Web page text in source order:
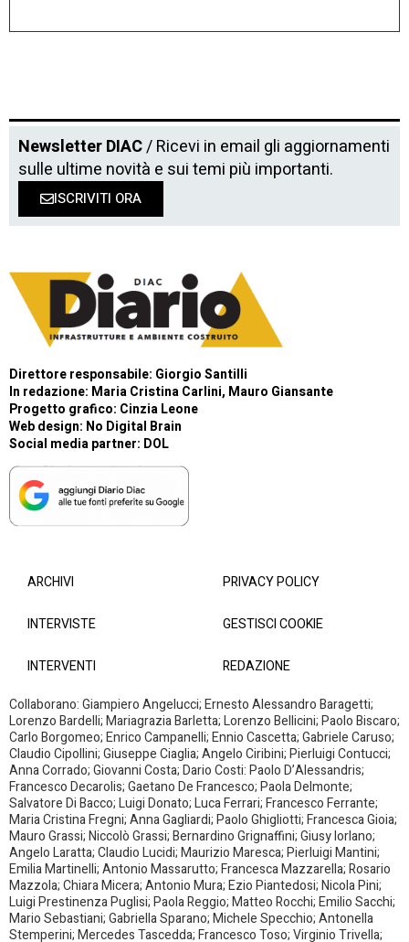
Newsletter DIAC/ Ricevi in email gli aggiornamenti
sulle ultime novità e sui temi più importanti.
ISCRIVITI ORA
Direttore responsabile: Giorgio Santilli
In redazione: Maria Cristina Carlini, Mauro Giansante
Progetto grafico: Cinzia Leone
Web design: No Digital Brain
Social media partner: DOL
ARCHIVI
INTERVISTE
INTERVENTI
PRIVACY POLICY
GESTISCI COOKIE
REDAZIONE
Collaborano: Giampiero Angelucci; Ernesto Alessandro Baragetti;
Lorenzo Bardelli; Mariagrazia Barletta; Lorenzo Bellicini; Paolo Biscaro;
Carlo Borgomeo; Enrico Campanelli; Ennio Cascetta; Gabriele Caruso;
Claudio Cipollini; Giuseppe Ciaglia; Angelo Ciribini; Pierluigi Contucci;
Anna Corrado; Giovanni Costa; Dario Costi: Paolo D’Alessandris;
Francesco Decarolis; Gaetano De Francesco; Paola Delmonte;
Salvatore Di Bacco; Luigi Donato; Luca Ferrari; Francesco Ferrante;
Maria Cristina Fregni; Anna Gagliardi; Paolo Ghigliotti; Francesca Gioia;
Mauro Grassi; Niccolò Grassi; Bernardino Grignaffini; Giusy Iorlano;
Angelo Laratta; Claudio Lucidi; Maurizio Maresca; Pierluigi Mantini;
Emilia Martinelli; Antonio Massarutto; Francesca Mazzarella; Rosario
Mazzola; Chiara Micera; Antonio Mura; Ezio Piantedosi; Nicola Pini;
Luigi Prestinenza Puglisi; Paola Reggio; Matteo Rocchi; Emilio Sacchi;
Mario Sebastiani; Gabriella Sparano; Michele Specchio; Antonella
Stemperini; Mercedes Tascedda; Francesco Toso; Virginio Trivella;